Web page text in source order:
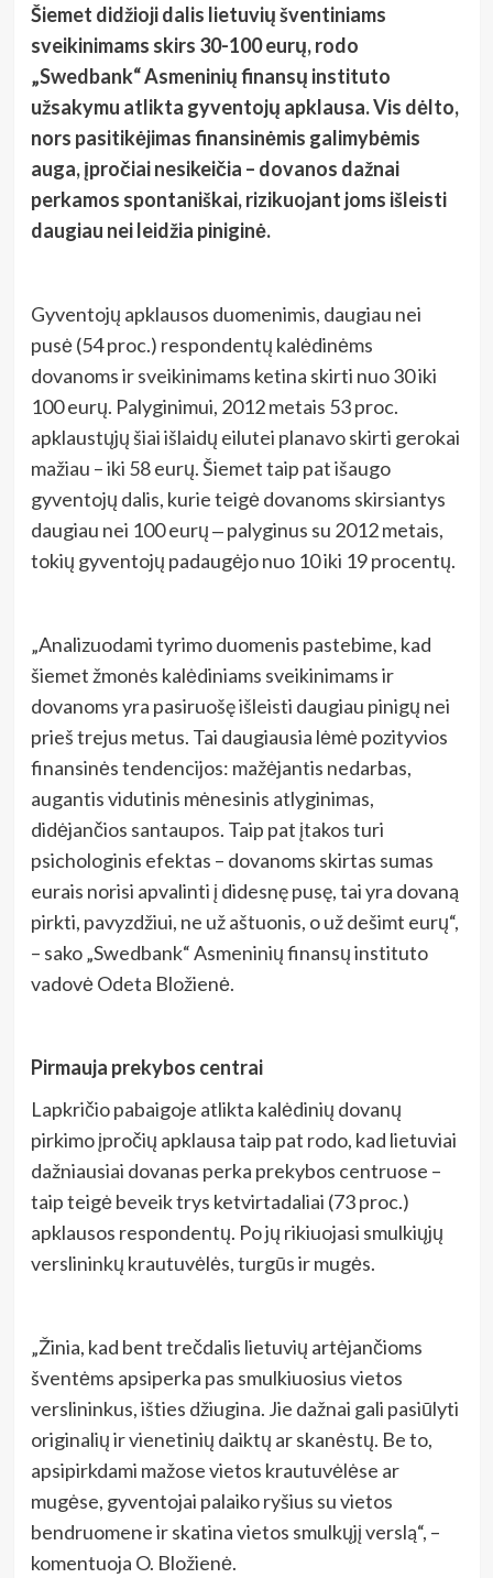
Šiemet didžioji dalis lietuvių šventiniams
sveikinimams skirs 30-100 eurų, rodo
„Swedbank“ Asmeninių finansų instituto
užsakymu atlikta gyventojų apklausa. Vis dėlto,
nors pasitikėjimas finansinėmis galimybėmis
auga, įpročiai nesikeičia – dovanos dažnai
perkamos spontaniškai, rizikuojant joms išleisti
daugiau nei leidžia piniginė.
Gyventojų apklausos duomenimis, daugiau nei
pusė (54 proc.) respondentų kalėdinėms
dovanoms ir sveikinimams ketina skirti nuo 30 iki
100 eurų. Palyginimui, 2012 metais 53 proc.
apklaustųjų šiai išlaidų eilutei planavo skirti gerokai
mažiau – iki 58 eurų. Šiemet taip pat išaugo
gyventojų dalis, kurie teigė dovanoms skirsiantys
daugiau nei 100 eurų ‒ palyginus su 2012 metais,
tokių gyventojų padaugėjo nuo 10 iki 19 procentų.
„Analizuodami tyrimo duomenis pastebime, kad
šiemet žmonės kalėdiniams sveikinimams ir
dovanoms yra pasiruošę išleisti daugiau pinigų nei
prieš trejus metus. Tai daugiausia lėmė pozityvios
finansinės tendencijos: mažėjantis nedarbas,
augantis vidutinis mėnesinis atlyginimas,
didėjančios santaupos. Taip pat įtakos turi
psichologinis efektas – dovanoms skirtas sumas
eurais norisi apvalinti į didesnę pusę, tai yra dovaną
pirkti, pavyzdžiui, ne už aštuonis, o už dešimt eurų“,
– sako „Swedbank“ Asmeninių finansų instituto
vadovė Odeta Bložienė.
Pirmauja prekybos centrai
Lapkričio pabaigoje atlikta kalėdinių dovanų
pirkimo įpročių apklausa taip pat rodo, kad lietuviai
dažniausiai dovanas perka prekybos centruose –
taip teigė beveik trys ketvirtadaliai (73 proc.)
apklausos respondentų. Po jų rikiuojasi smulkiųjų
verslininkų krautuvėlės, turgūs ir mugės.
„Žinia, kad bent trečdalis lietuvių artėjančioms
šventėms apsiperka pas smulkiuosius vietos
verslininkus, išties džiugina. Jie dažnai gali pasiūlyti
originalių ir vienetinių daiktų ar skanėstų. Be to,
apsipirkdami mažose vietos krautuvėlėse ar
mugėse, gyventojai palaiko ryšius su vietos
bendruomene ir skatina vietos smulkųjį verslą“, –
komentuoja O. Bložienė.